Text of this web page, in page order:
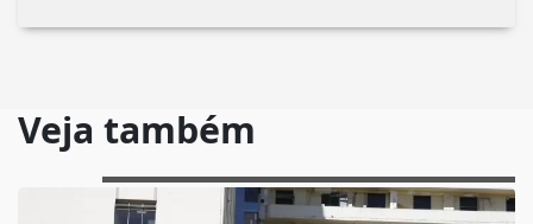
Veja também